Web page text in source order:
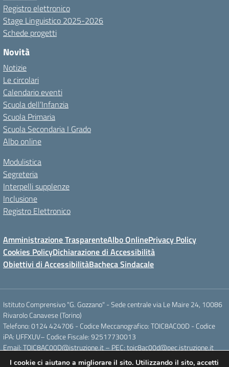
Registro elettronico
Stage Linguistico 2025-2026
Schede progetti
Novità
Notizie
Le circolari
Calendario eventi
Scuola dell’Infanzia
Scuola Primaria
Scuola Secondaria I Grado
Albo online
Modulistica
Segreteria
Interpelli supplenze
Inclusione
Registro Elettronico
Amministrazione TrasparenteAlbo OnlinePrivacy Policy
Cookies PolicyDichiarazione di Accessibilità
Obiettivi di AccessibilitàBacheca Sindacale
Istituto Comprensivo "G. Gozzano" - Sede centrale via Le Maire 24, 10086
Rivarolo Canavese (Torino)
Telefono: 0124 424706 - Codice Meccanografico: TOIC8AC00D - Codice
iPA: UFFXUV– Codice Fiscale: 92517730013
Email: TOIC8AC00D@istruzione.it – PEC: toic8ac00d@pec.istruzione.it
I cookie ci aiutano a migliorare il sito. Utilizzando il sito, accetti